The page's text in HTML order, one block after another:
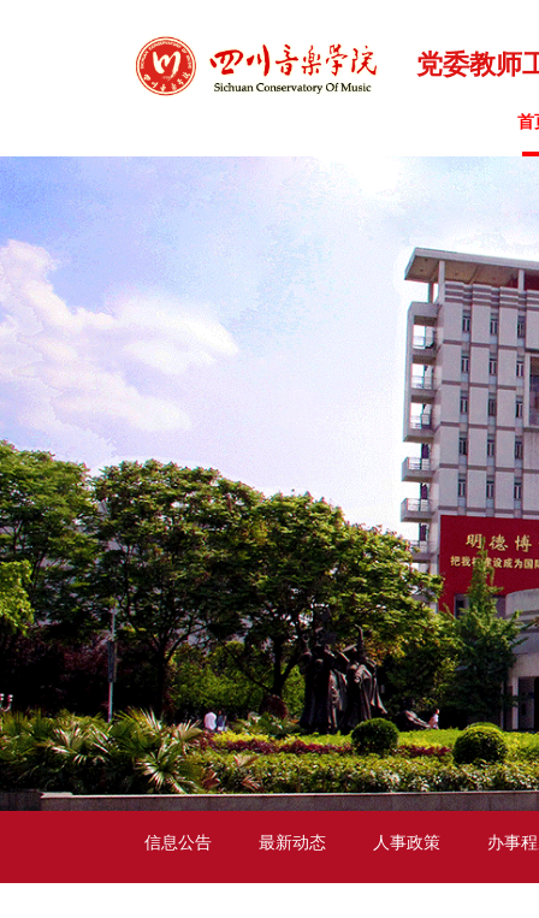
党委教师
首
信息公告 最新动态 人事政策 办事